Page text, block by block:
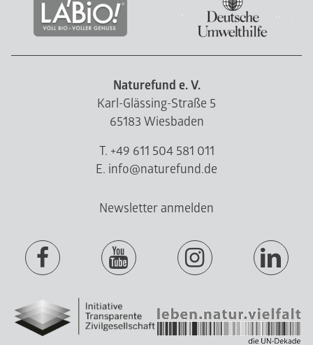
Naturefund e. V.
Karl-Glässing-Straße 5
65183 Wiesbaden
T. +49 611 504 581 011
E. info@naturefund.de
Newsletter anmelden